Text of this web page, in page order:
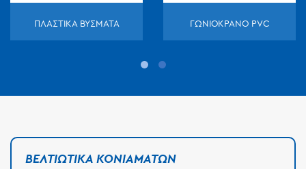
ΠΛΑΣΤΙΚΑ ΒΥΣΜΑΤΑ ΓΩΝΙΟΚΡΑΝΟ PVC
ΒΕΛΤΙΩΤΙΚΆ ΚΟΝΙΑΜΆΤΩΝ